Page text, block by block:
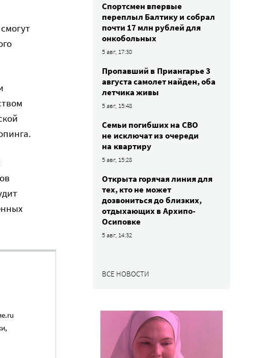
Спортсмен впервые
переплыл Балтику и собрал
почти 17 млн рублей для
онкобольных
5 авг, 17:30
Пропавший в Приангарье 3
августа самолет найден, оба
летчика живы
5 авг, 15:48
Семьи погибших на СВО
не исключат из очереди
на квартиру
5 авг, 15:28
Открыта горячая линия для
тех, кто не может
дозвониться до близких,
отдыхающих в Архипо-
Осиповке
5 авг, 14:32
ВСЕ НОВОСТИ